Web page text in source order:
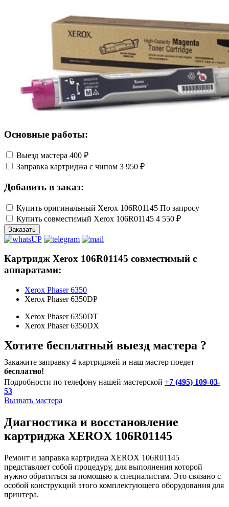
Основные работы:
Выезд мастера 400 ₽
Заправка картриджа с чипом 3 950 ₽
Добавить в заказ:
Купить оригинальный Xerox 106R01145 По запросу
Купить совместимый Xerox 106R01145 4 550 ₽
Заказать
Картридж Xerox 106R01145 совместимый с
аппаратами:
Xerox Phaser 6350
Xerox Phaser 6350DP
Xerox Phaser 6350DT
Xerox Phaser 6350DX
Хотите бесплатный выезд мастера ?
Закажите заправку 4 картриджей и наш мастер поедет
бесплатно!
Подробности по телефону нашей мастерской +7 (495) 109-03-
53
Вызвать мастера
Диагностика и восстановление
картриджа XEROX 106R01145
Ремонт и заправка картриджа XEROX 106R01145
представляет собой процедуру, для выполнения которой
нужно обратиться за помощью к специалистам. Это связано с
особой конструкций этого комплектующего оборудования для
принтера.